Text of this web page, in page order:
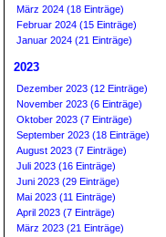
März 2024 (18 Einträge)
Februar 2024 (15 Einträge)
Januar 2024 (21 Einträge)
2023
Dezember 2023 (12 Einträge)
November 2023 (6 Einträge)
Oktober 2023 (7 Einträge)
September 2023 (18 Einträge)
August 2023 (7 Einträge)
Juli 2023 (16 Einträge)
Juni 2023 (29 Einträge)
Mai 2023 (11 Einträge)
April 2023 (7 Einträge)
März 2023 (21 Einträge)